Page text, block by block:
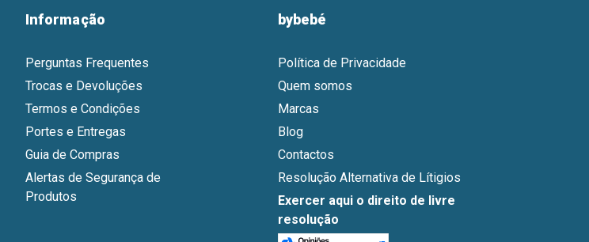
Informação
Perguntas Frequentes
Trocas e Devoluções
Termos e Condições
Portes e Entregas
Guia de Compras
Alertas de Segurança de
Produtos
bybebé
Política de Privacidade
Quem somos
Marcas
Blog
Contactos
Resolução Alternativa de Lítigios
Exercer aqui o direito de livre
resolução